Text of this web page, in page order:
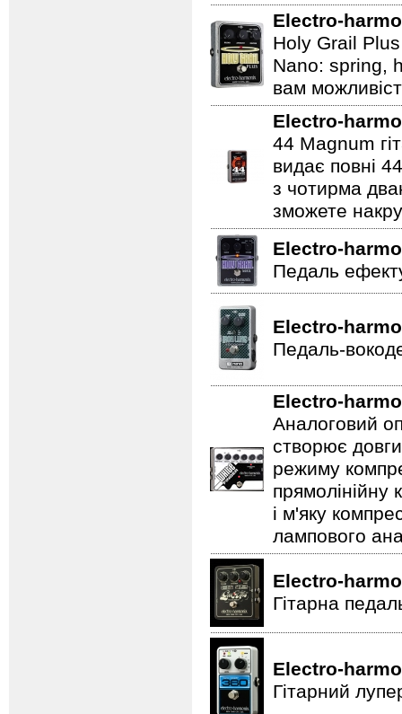
Electro-
Holy Grail Plus
Nano: spring,
вам
Electro-
44 Magnum
видає повні
з чотирма
зможете
Electro-
Педаль
Electro-
Педаль-
Electro-
Аналоговий
створює
режиму
прямолінійну
і м'яку
лампового
Electro-
Гітарна
Electro-
Гітарний